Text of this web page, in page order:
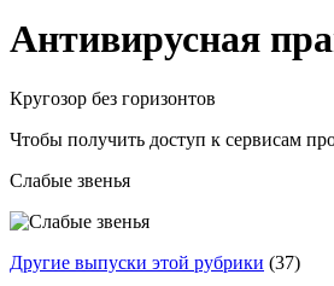
Антивирусная
Кругозор без горизонтов
Чтобы получить доступ к сервисам
Слабые звенья
Другие выпуски этой рубрики (37)